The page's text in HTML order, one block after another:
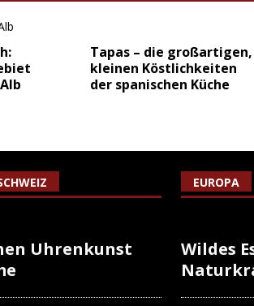
Tapas – die großartigen,
kleinen Köstlichkeiten
der spanischen Küche
Uhrenkunst
EUROPA
Wildes